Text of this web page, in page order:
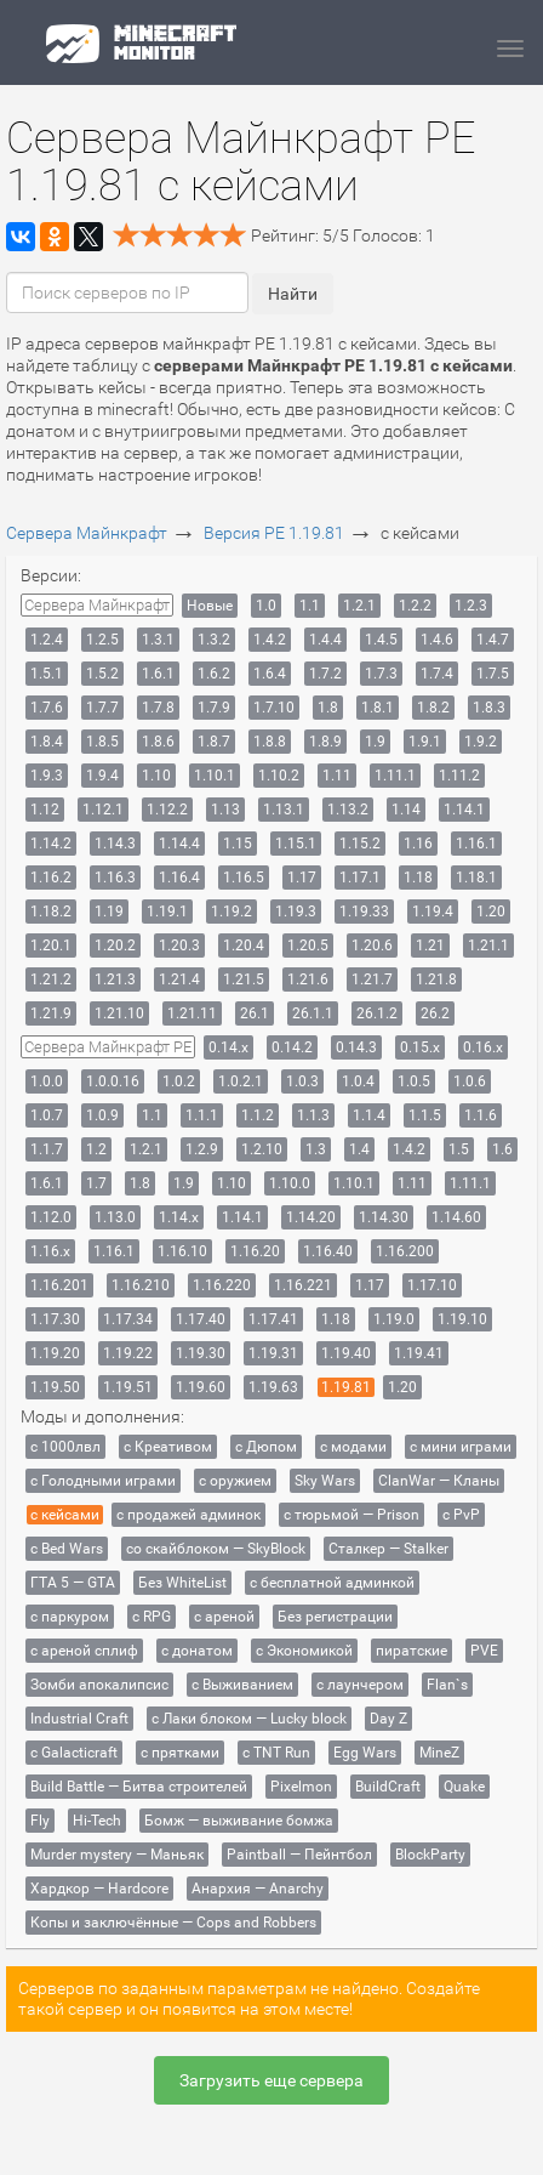
Сервера Майнкрафт PE
1.19.81 с кейсами
Рейтинг: 5/5 Голосов: 1
IP адреса серверов майнкрафт PE 1.19.81 с кейсами. Здесь вы
найдете таблицу ссерверами Майнкрафт PE 1.19.81 с кейсами
Открывать кейсы - всегда приятно. Теперь эта возможность
доступна в minecraft! Обычно, есть две разновидности кейсов: С
донатом и с внутриигровыми предметами. Это добавляет
интерактив на сервер, а так же помогает администрации,
поднимать настроение игроков!
Сервера Майнкрафт → Версия PE 1.19.81 → с кейсами
Версии:
Сервера Майнкрафт Новые 1.0 1.1 1.2.1 1.2.2
1.2.3
1.2.4
1.2.5 1.3.1 1.3.2 1.4.2 1.4.4 1.4.5 1.4.6
1.4.7
1.5.1
1.5.2 1.6.1 1.6.2 1.6.4 1.7.2 1.7.3 1.7.4
1.7.5
1.7.6
1.7.7 1.7.8 1.7.9 1.7.10 1.8 1.8.1 1.8.2
1.8.3
1.8.4
1.8.5 1.8.6 1.8.7 1.8.8 1.8.9 1.9 1.9.1
1.9.2
1.9.3
1.9.4 1.10 1.10.1 1.10.2 1.11 1.11.1
1.11.2
1.12
1.12.1 1.12.2 1.13 1.13.1 1.13.2 1.14
1.14.1
1.14.2
1.14.3 1.14.4 1.15 1.15.1 1.15.2 1.16
1.16.1
1.16.2
1.16.3 1.16.4 1.16.5 1.17 1.17.1 1.18
1.18.1
1.18.2
1.19 1.19.1 1.19.2 1.19.3 1.19.33 1.19.4
1.20
1.20.1
1.20.2 1.20.3 1.20.4 1.20.5 1.20.6 1.21
1.21.1
1.21.2
1.21.3 1.21.4 1.21.5 1.21.6 1.21.7
1.21.8
1.21.9
1.21.10 1.21.11 26.1 26.1.1 26.1.2 26.2
Сервера Майнкрафт PE 0.14.x 0.14.2 0.14.3 0.15.x
0.16.x
1.0.0
1.0.0.16 1.0.2 1.0.2.1 1.0.3 1.0.4 1.0.5
1.0.6
1.0.7
1.0.9 1.1 1.1.1 1.1.2 1.1.3 1.1.4 1.1.5
1.1.6
1.1.7
1.2 1.2.1 1.2.9 1.2.10 1.3 1.4 1.4.2 1.5
1.6
1.6.1
1.7 1.8 1.9 1.10 1.10.0 1.10.1 1.11
1.11.1
1.12.0
1.13.0 1.14.x 1.14.1 1.14.20 1.14.30
1.14.60
1.16.x
1.16.1 1.16.10 1.16.20 1.16.40
1.16.200
1.16.201
1.16.210 1.16.220 1.16.221 1.17
1.17.10
1.17.30
1.17.34 1.17.40 1.17.41 1.18 1.19.0
1.19.10
1.19.20
1.19.22 1.19.30 1.19.31 1.19.40
1.19.41
1.19.50
1.19.51 1.19.60 1.19.63 1.19.81 1.20
Моды и дополнения:
с 1000лвл c Креативом с Дюпом с модами
с мини играми
с Голодными играми
с оружием Sky Wars
ClanWar — Кланы
с кейсами
с продажей админок с тюрьмой — Prison
с PvP
с Bed Wars
со скайблоком — SkyBlock
Сталкер — Stalker
ГТА 5 — GTA
Без WhiteList
с бесплатной админкой
с паркуром
с RPG с ареной
Без регистрации
с ареной сплиф
с донатом с Экономикой пиратские
PVE
Зомби апокалипсис
с Выживанием с лаунчером
Flan`s
Industrial Craft
с Лаки блоком — Lucky block
Day Z
с Galacticraft
с прятками с TNT Run Egg Wars
MineZ
Build Battle — Битва строителей
Pixelmon BuildCraft
Quake
Fly
Hi-Tech
Бомж — выживание бомжа
Murder mystery — Маньяк
Paintball — Пейнтбол
BlockParty
Хардкор — Hardcore
Анархия — Anarchy
Копы и заключённые — Cops and Robbers
Серверов по заданным параметрам не найдено. Создайте
такой сервер и он появится на этом месте!
Загрузить еще сервера